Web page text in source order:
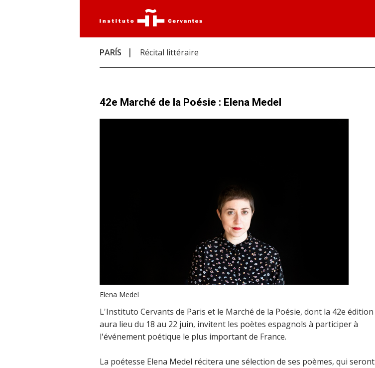
PARÍS Récital littéraire
42e Marché de la Poésie : Elena Medel
Elena Medel
L'Instituto Cervants de Paris et le Marché de la Poésie, dont la 42e édition
aura lieu du 18 au 22 juin, invitent les poètes espagnols à participer à
l'événement poétique le plus important de France.
La poétesse Elena Medel récitera une sélection de ses poèmes, qui seront